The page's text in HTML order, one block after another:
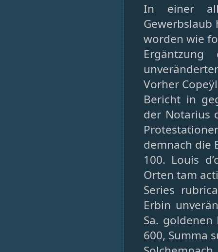
In einer
worden wie
Vorher
Bericht in
der Notarius
demnach die
100. Louis
Orten tam
Series
Erbin
Sa. goldenen
600, Summa